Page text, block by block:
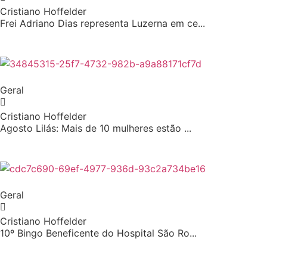
Cristiano Hoffelder
Frei Adriano Dias representa Luzerna em ce...
Geral
Cristiano Hoffelder
Agosto Lilás: Mais de 10 mulheres estão ...
Geral
Cristiano Hoffelder
10º Bingo Beneficente do Hospital São Ro...